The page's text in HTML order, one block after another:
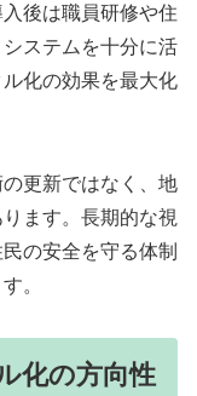
後は職員研修や住
ステムを十分に活
化の効果を最大化
更新ではなく、地
ます。長期的な視
の安全を守る体制
。
化の方向性